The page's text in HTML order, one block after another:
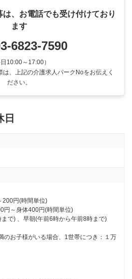
、お電話でも受け付けており
ます
6823-7590
日10:00～17:00）
、上記の介護求人パークNoをお伝えく
ださい。
日
200円(時間単位)
円～身体400円(時間単位)
のお子様がいる場合、1世帯につき：１万